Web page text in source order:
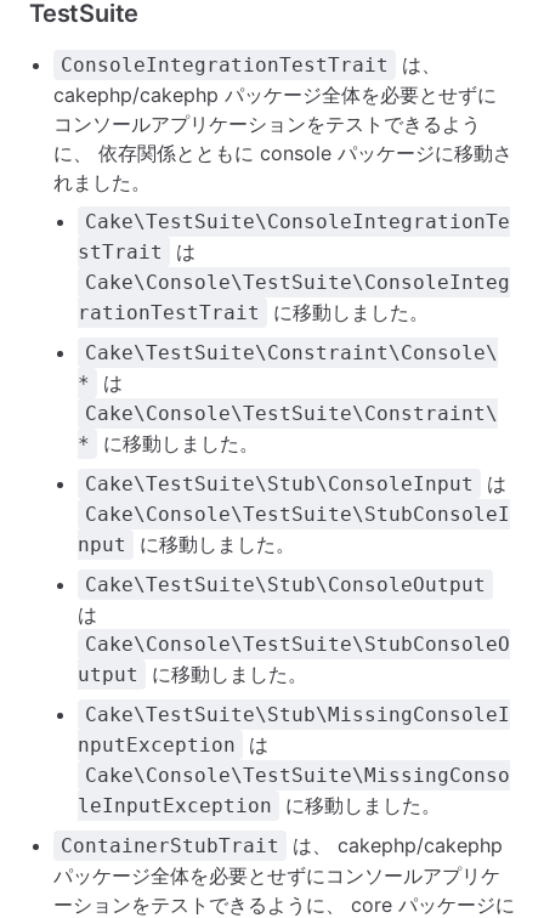
TestSuite
ConsoleIntegrationTestTrait
は、
cakephp/cakephp パッケージ全体を必要とせずに
コンソールアプリケーションをテストできるよう
に、 依存関係とともに console パッケージに移動さ
れました。
Cake\TestSuite\ConsoleIntegrationTe
stTrait
は
Cake\Console\TestSuite\ConsoleInteg
rationTestTrait
に移動しました。
Cake\TestSuite\Constraint\Console\
*
は
Cake\Console\TestSuite\Constraint\
*
に移動しました。
Cake\TestSuite\Stub\ConsoleInput は
Cake\Console\TestSuite\StubConsoleI
nput
に移動しました。
Cake\TestSuite\Stub\ConsoleOutput
は
Cake\Console\TestSuite\StubConsoleO
utput
に移動しました。
Cake\TestSuite\Stub\MissingConsoleI
nputException
は
Cake\Console\TestSuite\MissingConso
leInputException
に移動しました。
ContainerStubTrait
は、 cakephp/cakephp
パッケージ全体を必要とせずにコンソールアプリケ
ーションをテストできるように、 core パッケージに